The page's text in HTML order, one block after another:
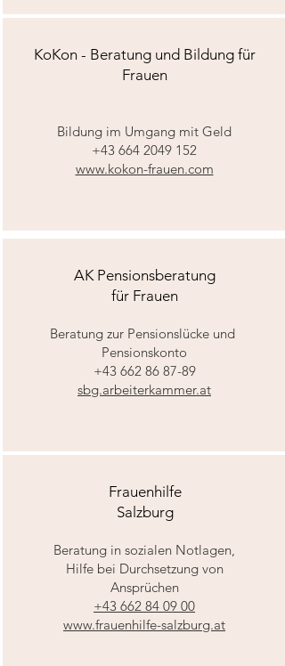
KoKon - Beratung und Bildung für
Frauen
Bildung im Umgang mit Geld
+43 664 2049 152
www.kokon-frauen.com
AK Pensionsberatung
für Frauen
Beratung zur Pensionslücke und
Pensionskonto
+43 662 86 87-89
sbg.arbeiterkammer.at
Frauenhilfe
Salzburg
Beratung in sozialen Notlagen,
Hilfe bei Durchsetzung von
Ansprüchen
+43 662 84 09 00
www.frauenhilfe-salzburg.at